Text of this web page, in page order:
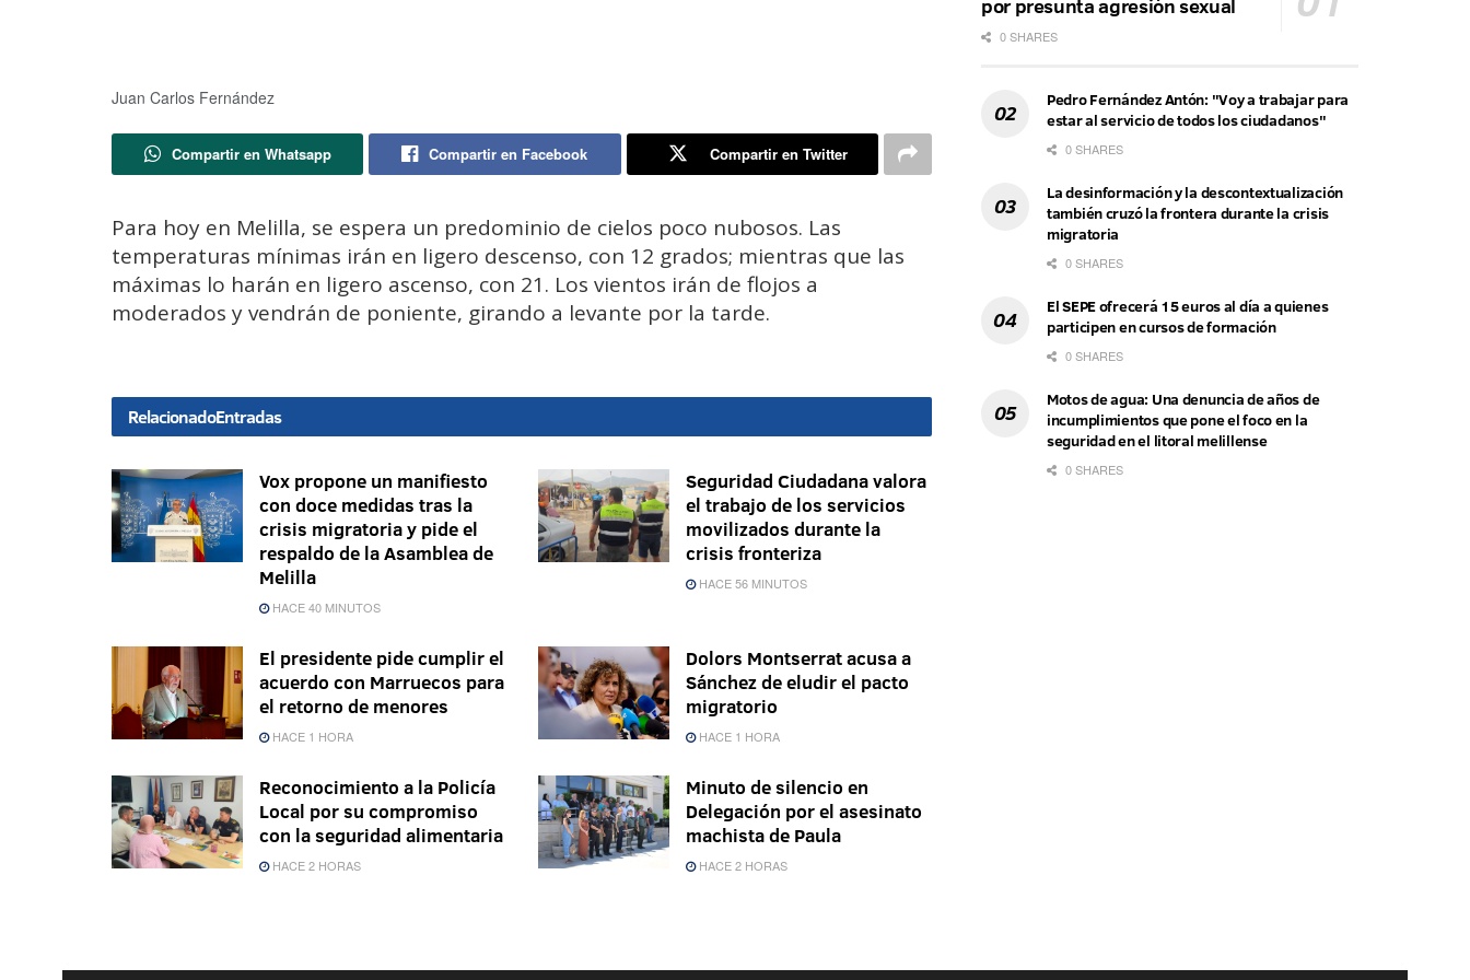
Juan Carlos Fernández
Compartir en Whatsapp Compartir en Facebook Compartir en Twitter
Para hoy en Melilla, se espera un predominio de cielos poco nubosos. Las
temperaturas mínimas irán en ligero descenso, con 12 grados; mientras que las
máximas lo harán en ligero ascenso, con 21. Los vientos irán de flojos a
moderados y vendrán de poniente, girando a levante por la tarde.
RelacionadoEntradas
Vox propone un manifiesto
con doce medidas tras la
crisis migratoria y pide el
respaldo de la Asamblea de
Melilla
HACE 40 MINUTOS
Seguridad Ciudadana valora
el trabajo de los servicios
movilizados durante la
crisis fronteriza
HACE 56 MINUTOS
El presidente pide cumplir el
acuerdo con Marruecos para
el retorno de menores
HACE 1 HORA
Dolors Montserrat acusa a
Sánchez de eludir el pacto
migratorio
HACE 1 HORA
Reconocimiento a la Policía
Local por su compromiso
con la seguridad alimentaria
HACE 2 HORAS
Minuto de silencio en
Delegación por el asesinato
machista de Paula
HACE 2 HORAS
por presunta agresión sexual
0 SHARES
Pedro Fernández Antón: "Voy a trabajar para
estar al servicio de todos los ciudadanos"
0 SHARES
La desinformación y la descontextualización
también cruzó la frontera durante la crisis
migratoria
0 SHARES
El SEPE ofrecerá 15 euros al día a quienes
participen en cursos de formación
0 SHARES
Motos de agua: Una denuncia de años de
incumplimientos que pone el foco en la
seguridad en el litoral melillense
0 SHARES